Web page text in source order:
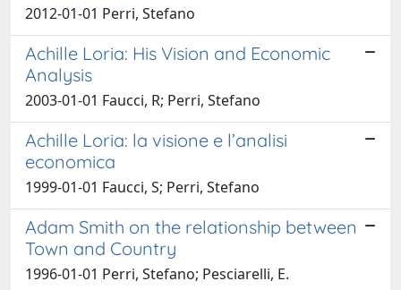
2012-01-01 Perri, Stefano
Achille Loria: His Vision and Economic
Analysis
2003-01-01 Faucci, R; Perri, Stefano
Achille Loria: la visione e l’analisi
economica
1999-01-01 Faucci, S; Perri, Stefano
Adam Smith on the relationship between
Town and Country
1996-01-01 Perri, Stefano; Pesciarelli, E.